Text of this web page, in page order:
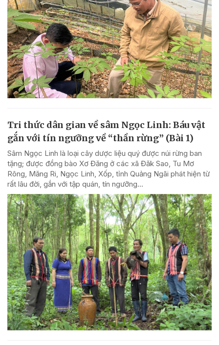
Tri thức dân gian về sâm Ngọc Linh: Báu vật
gắn với tín ngưỡng về “thần rừng” (Bài 1)
Sâm Ngọc Linh là loại cây dược liệu quý được núi rừng ban
tặng; được đồng bào Xơ Đăng ở các xã Đăk Sao, Tu Mơ
Rông, Măng Ri, Ngọc Linh, Xốp, tỉnh Quảng Ngãi phát hiện từ
rất lâu đời, gắn với tập quán, tín ngưỡng...